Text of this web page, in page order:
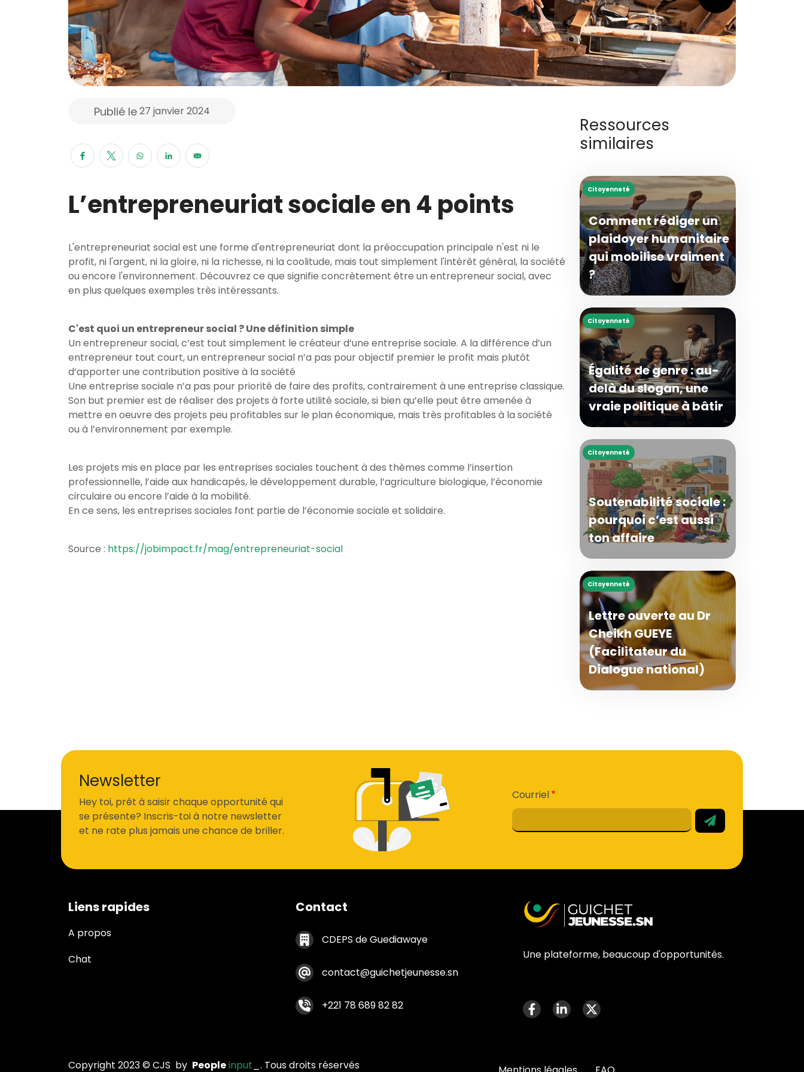
Publié le27 janvier 2024
L’entrepreneuriat sociale en 4 points
L'entrepreneuriat social est une forme d'entrepreneuriat dont la préoccupation principale n'est ni le
profit, ni l'argent, ni la gloire, ni la richesse, ni la coolitude, mais tout simplement l'intérêt général, la société
ou encore l'environnement. Découvrez ce que signifie concrètement être un entrepreneur social, avec
en plus quelques exemples très intéressants.
C'est quoi un entrepreneur social ? Une définition simple
Un entrepreneur social, c’est tout simplement le créateur d’une entreprise sociale. A la différence d’un
entrepreneur tout court, un entrepreneur social n’a pas pour objectif premier le profit mais plutôt
d’apporter une contribution positive à la société
Une entreprise sociale n’a pas pour priorité de faire des profits, contrairement à une entreprise classique.
Son but premier est de réaliser des projets à forte utilité sociale, si bien qu’elle peut être amenée à
mettre en oeuvre des projets peu profitables sur le plan économique, mais très profitables à la société
ou à l’environnement par exemple.
Les projets mis en place par les entreprises sociales touchent à des thèmes comme l’insertion
professionnelle, l’aide aux handicapés, le développement durable, l’agriculture biologique, l’économie
circulaire ou encore l’aide à la mobilité.
En ce sens, les entreprises sociales font partie de l’économie sociale et solidaire.
Source : https://jobimpact.fr/mag/entrepreneuriat-social
Ressources
similaires
Citoyenneté
Comment rédiger un
plaidoyer humanitaire
qui mobilise vraiment
?
Citoyenneté
Égalité de genre : au-
delà du slogan, une
vraie politique à bâtir
Citoyenneté
Soutenabilité sociale :
pourquoi c’est aussi
ton affaire
Citoyenneté
Lettre ouverte au Dr
Cheikh GUEYE
(Facilitateur du
Dialogue national)
Newsletter
Hey toi, prêt à saisir chaque opportunité qui
se présente? Inscris-toi à notre newsletter
et ne rate plus jamais une chance de briller.
Courriel
Liens rapides
Liens rapides
A propos
Chat
Contact
Contact footer
CDEPS de Guediawaye
contact@guichetjeunesse.sn
+221 78 689 82 82
Une plateforme, beaucoup d'opportunités.
Menu social media
Copyright 2023 © CJS by Peopleinput _. Tous droits réservés